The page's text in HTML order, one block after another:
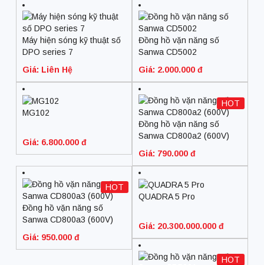
Máy hiện sóng kỹ thuật số
DPO series 7
Giá: Liên Hệ
Đồng hồ vặn năng số
Sanwa CD5002
Giá: 2.000.000 đ
MG102
Giá: 6.800.000 đ
Đồng hồ vặn năng số
Sanwa CD800a2 (600V)
Giá: 790.000 đ
HOT
Đồng hồ vặn năng số
Sanwa CD800a3 (600V)
Giá: 950.000 đ
HOT
QUADRA 5 Pro
Giá: 20.300.000.000 đ
HOT